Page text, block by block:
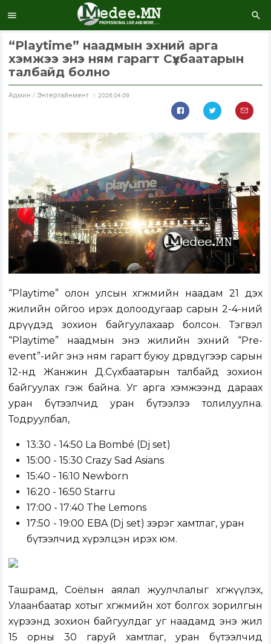
“Playtime” наадмын эхний арга
хэмжээ энэ ням гарагт Сүхбаатарын
талбайд болно
Aдмин / Энтертайнмент 2026.04.09
“Playtime” олон улсын хөгжмийн наадам 21 дэх
жилийн ойгоо ирэх долоодугаар сарын 2-4-ний
өдрүүдэд зохион байгуулахаар болсон. Тэгвэл
“Playtime” наадмын энэ жилийн эхний “Pre-
event”-ийг энэ ням гарагт буюу дөрөвдүгээр сарын
12-нд Жанжин Д.Сүхбаатарын талбайд зохион
байгуулах гэж байна. Уг арга хэмжээнд дараах
уран бүтээлчид уран бүтээлээ толилуулна.
Тодруулбал,
13:30 - 14:50 La Bombé (Dj set)
15:00 - 15:30 Crazy Sad Asians
15:40 - 16:10 Newborn
16:20 - 16:50 Starru
17:00 - 17:40 The Lemons
17:50 - 19:00 EBA (Dj set) зэрэг хамтлаг, уран
бүтээлчид хүрэлцэн ирэх юм.
Ташрамд, Соёлын аялал жуулчлалыг хөгжүүлэх,
Улаанбаатар хотыг хөгжмийн хот болгох зорилгын
хүрээнд зохион байгуулдаг уг наадамд энэ жил
15 орны 30 гаруй хамтлаг, уран бүтээлчид